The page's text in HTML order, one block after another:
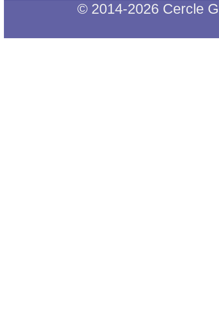
© 2014-2026 Cercle